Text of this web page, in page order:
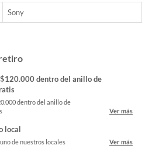
Sony
dentro del anillo de
dentro del anillo de
Ver más
local
de nuestros locales Ver más